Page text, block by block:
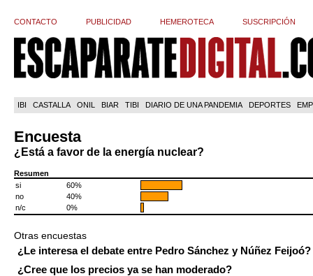
CONTACTO PUBLICIDAD HEMEROTECA SUSCRIPCIÓN
IBI CASTALLA ONIL BIAR TIBI DIARIO DE UNA PANDEMIA DEPORTES
Encuesta
¿Está a favor de la energía nuclear?
Resumen
si
60%
no
40%
n/c
0%
Otras encuestas
¿Le interesa el debate entre Pedro Sánchez y Núñez Feijoó?
¿Cree que los precios ya se han moderado?